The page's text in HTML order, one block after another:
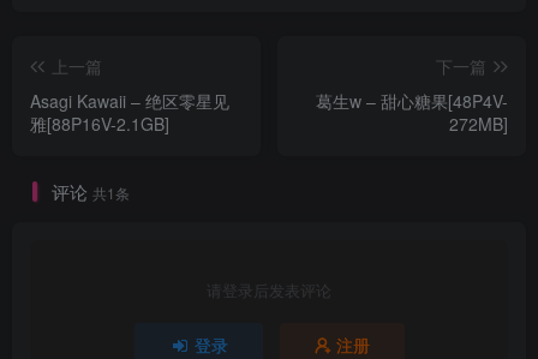
上一篇
Asagi Kawaii – 绝区零星见
雅[88P16V-2.1GB]
下一篇
葛生w – 甜心糖果[48P4V-
272MB]
评论 共1条
请登录后发表评论
登录 注册